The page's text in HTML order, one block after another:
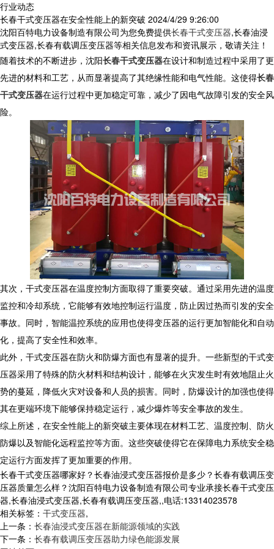
行业动态
长春干式变压器在安全性能上的新突破 2024/4/29 9:26:00
沈阳百特电力设备制造有限公司为您免费提供长春干式变压器,长春油浸
式变压器,长春有载调压变压器等相关信息发布和资讯展示，敬请关注！
随着技术的不断进步，沈阳长春干式变压器在设计和制造过程中采用了更
先进的材料和工艺，从而显著提高了其绝缘性能和电气性能。这使得长春
干式变压器在运行过程中更加稳定可靠，减少了因电气故障引发的安全风
险。
其次，干式变压器在温度控制方面取得了重要突破。通过采用先进的温度
监控和冷却系统，它能够有效地控制运行温度，防止因过热而引发的安全
事故。同时，智能温控系统的应用也使得变压器的运行更加智能化和自动
化，提高了安全性和效率。
此外，干式变压器在防火和防爆方面也有显著的提升。一些新型的干式变
压器采用了特殊的防火材料和结构设计，能够在火灾发生时有效地阻止火
势的蔓延，降低火灾对设备和人员的损害。同时，防爆设计的加强也使得
其在更端环境下能够保持稳定运行，减少爆炸等安全事故的发生。
综上所述，在安全性能上的新突破主要体现在材料工艺、温度控制、防火
防爆以及智能化远程监控等方面。这些突破使得它在保障电力系统安全稳
定运行方面发挥了更加重要的作用。
长春干式变压器哪家好？长春油浸式变压器报价是多少？长春有载调压变
压器质量怎么样？沈阳百特电力设备制造有限公司专业承接长春干式变压
器,长春油浸式变压器,长春有载调压变压器,,电话:13314023578
相关标签： 干式变压器,
上一条： 长春油浸式变压器在新能源领域的实践
下一条： 长春有载调压变压器助力绿色能源发展